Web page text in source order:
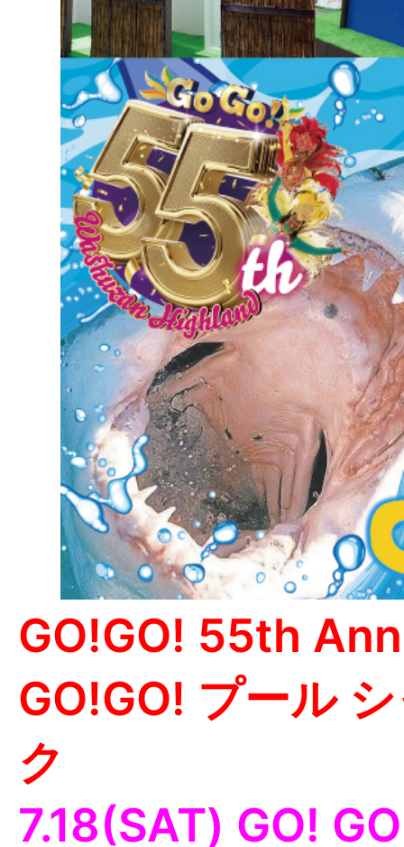
GO!GO! 55th
GO!GO! プール
ク
7.18(SAT) GO!